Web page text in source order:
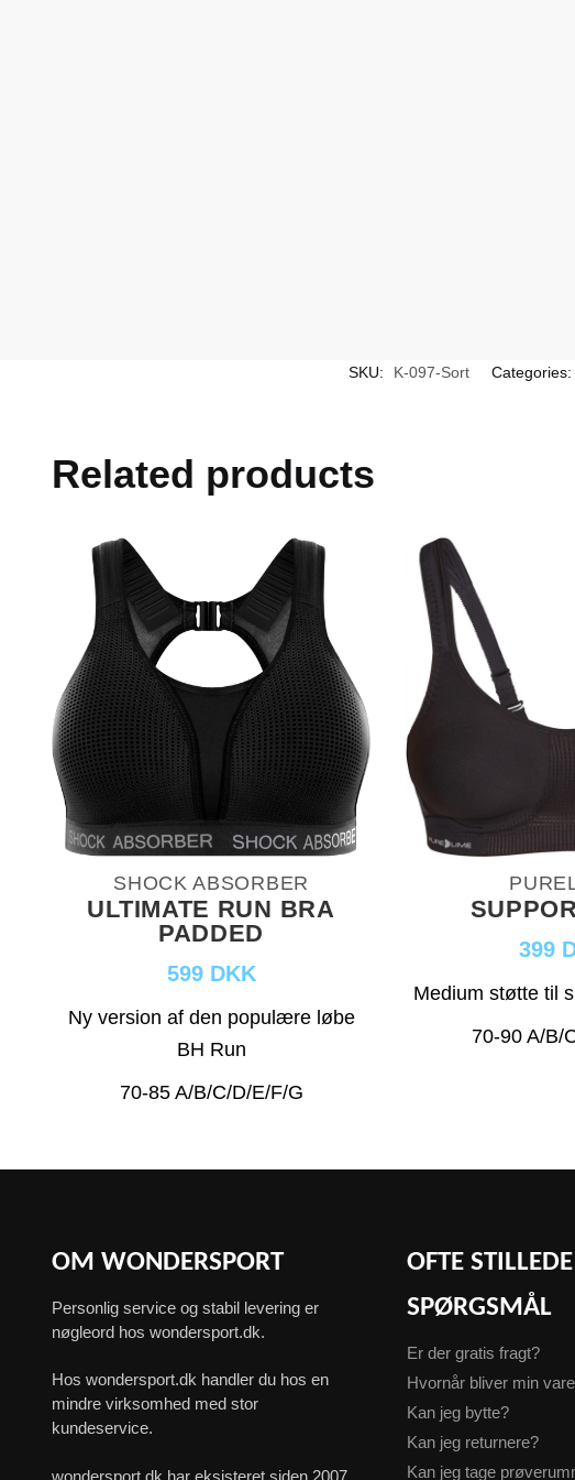
SKU: K-097-Sort Categories:
Related products
SHOCK ABSORBER
ULTIMATE RUN BRA
PADDED
599 DKK
Ny version af den populære løbe
BH Run
70-85 A/B/C/D/E/F/G
399
Medium støtte til
70-90 A/B/
OM WONDERSPORT
Personlig service og stabil levering er
nøgleord hos wondersport.dk.
Hos wondersport.dk handler du hos en
mindre virksomhed med stor
kundeservice.
wondersport.dk har eksisteret siden 2007
OFTE STILLEDE
SPØRGSMÅL
Er der gratis fragt?
Hvornår bliver min
Kan jeg bytte?
Kan jeg returnere?
Kan jeg tage